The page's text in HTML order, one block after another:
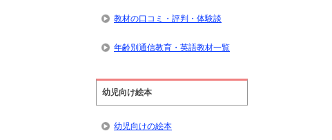
教材の口コミ・評判・体験談
年齢別通信教育・英語教材一覧
幼児向け絵本
幼児向けの絵本